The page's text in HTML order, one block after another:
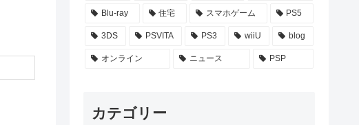
Blu-ray 住宅 スマホゲーム PS5
3DS PSVITA PS3 wiiU blog
オンライン ニュース PSP
カテゴリー